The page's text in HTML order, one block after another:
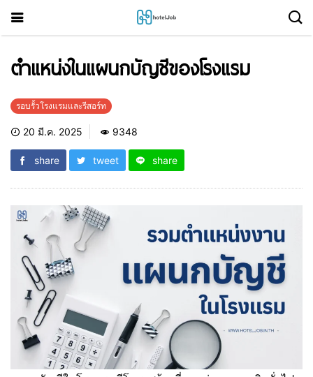
ตำแหน่งในแผนกบัญชีของโรงแรม
รอบรั้วโรงแรมและรีสอร์ท
20 มี.ค. 2025 9348
share tweet share